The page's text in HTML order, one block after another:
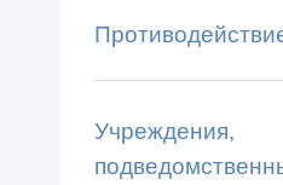
Учреждения,